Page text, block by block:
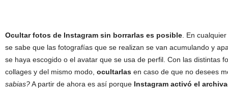
Ocultar fotos de Instagram sin borrarlas es posible . En
se sabe que las fotografías que se realizan se van acumulando y
se haya escogido o el avatar que se usa de perfil. Con las distintas
collages y del mismo modo, ocultarlas en caso de que no desees
sabias?A partir de ahora es así porque Instagram activó el